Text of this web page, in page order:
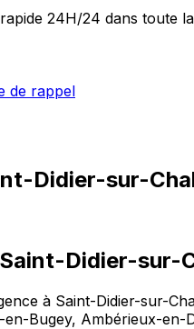
24H/24 dans toute
de rappel
Didier-sur-
Saint-Didier-sur-
à Saint-Didier-sur-
Bugey, Ambérieux-